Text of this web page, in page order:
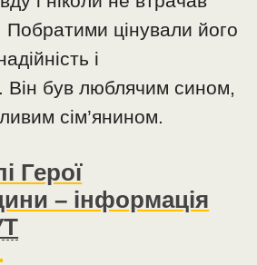
Побратими цінували його
і
Він був люблячим сином,
сім’янином.
Герої
– інформація